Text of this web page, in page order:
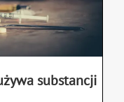
substancji